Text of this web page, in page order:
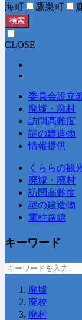
海町
鷹巣町
検索
CLOSE
委員会設立
廃墟・廃村
訪問高難度
謎の建造物
情報提供
くららの観
廃墟・廃村
訪問高難度
謎の建造物
電柱路線
キーワード
廃墟
廃校
廃村